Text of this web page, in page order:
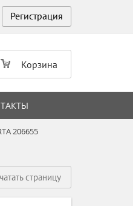
Регистрация
Корзина
206655
страницу